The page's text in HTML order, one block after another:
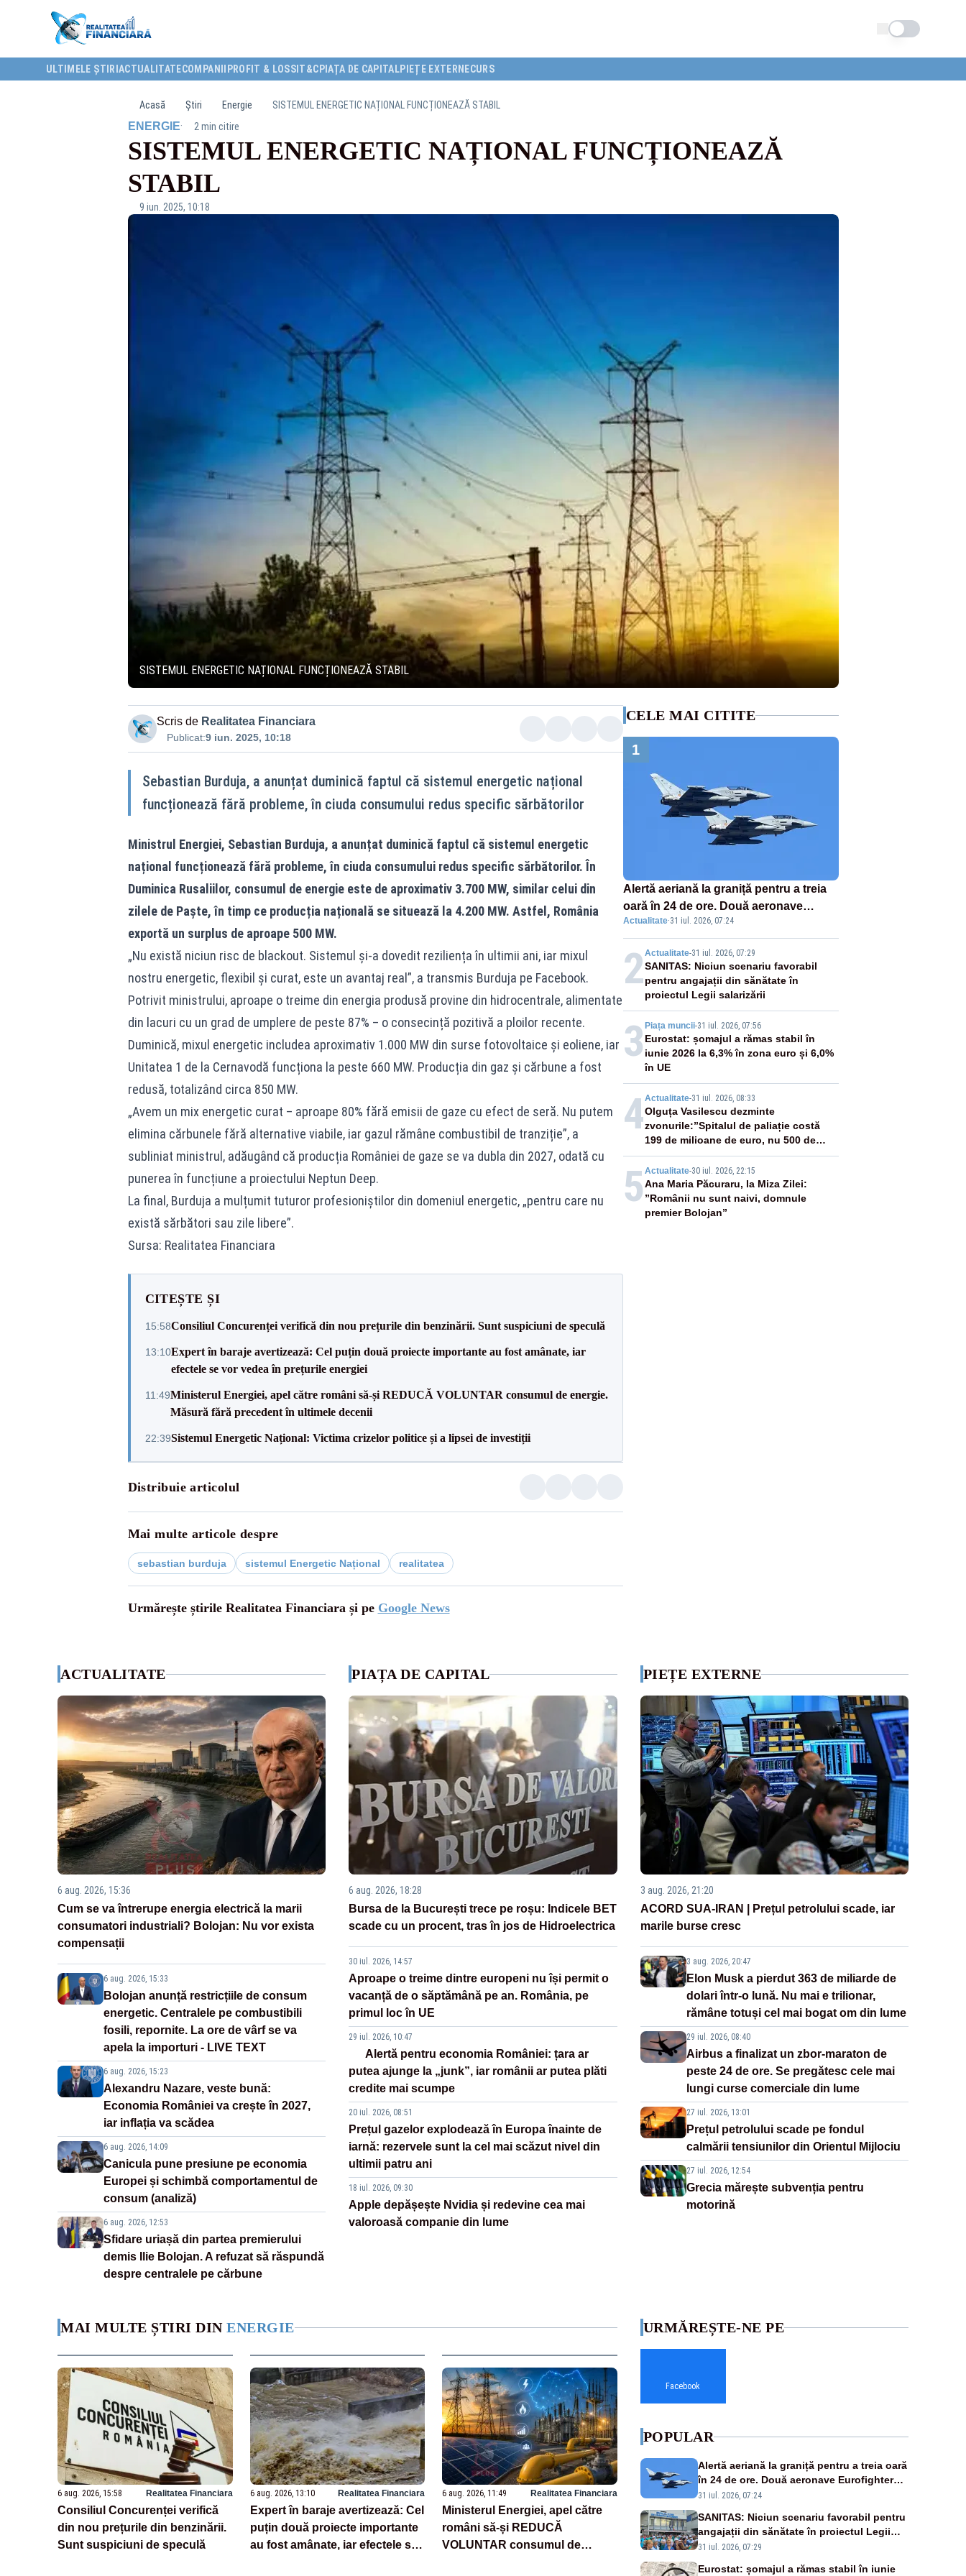
Schimba tema
ULTIMELE ȘTIRI ACTUALITATECOMPANII PROFIT & LOSS IT&C PIAȚA DE CAPITALPIEȚE EXTERNECURS
Acasă Știri Energie SISTEMUL ENERGETIC NAȚIONAL FUNCȚIONEAZĂ STABIL
ENERGIE· 2 min citire
SISTEMUL ENERGETIC NAȚIONAL FUNCȚIONEAZĂ
STABIL
9 iun. 2025, 10:18
SISTEMUL ENERGETIC NAȚIONAL FUNCȚIONEAZĂ STABIL
Scris de Realitatea Financiara
Publicat:9 iun. 2025, 10:18
Sebastian Burduja, a anunțat duminică faptul că sistemul energetic național
funcționează fără probleme, în ciuda consumului redus specific sărbătorilor
Ministrul Energiei, Sebastian Burduja, a anunțat duminică faptul că sistemul energetic
național funcționează fără probleme, în ciuda consumului redus specific sărbătorilor. În
Duminica Rusaliilor, consumul de energie este de aproximativ 3.700 MW, similar celui din
zilele de Paște, în timp ce producția națională se situează la 4.200 MW. Astfel, România
exportă un surplus de aproape 500 MW.
„Nu există niciun risc de blackout. Sistemul și-a dovedit reziliența în ultimii ani, iar mixul
nostru energetic, flexibil și curat, este un avantaj real”, a transmis Burduja pe Facebook.
Potrivit ministrului, aproape o treime din energia produsă provine din hidrocentrale, alimentate
din lacuri cu un grad de umplere de peste 87% – o consecință pozitivă a ploilor recente.
Duminică, mixul energetic includea aproximativ 1.000 MW din surse fotovoltaice și eoliene, iar
Unitatea 1 de la Cernavodă funcționa la peste 660 MW. Producția din gaz și cărbune a fost
redusă, totalizând circa 850 MW.
„Avem un mix energetic curat – aproape 80% fără emisii de gaze cu efect de seră. Nu putem
elimina cărbunele fără alternative viabile, iar gazul rămâne combustibil de tranziție”, a
subliniat ministrul, adăugând că producția României de gaze se va dubla din 2027, odată cu
punerea în funcțiune a proiectului Neptun Deep.
La final, Burduja a mulțumit tuturor profesioniștilor din domeniul energetic, „pentru care nu
există sărbători sau zile libere”.
Sursa: Realitatea Financiara
CITEȘTE ȘI
15:58Consiliul Concurenței verifică din nou prețurile din benzinării. Sunt suspiciuni de speculă
13:10Expert în baraje avertizează: Cel puțin două proiecte importante au fost amânate, iar
efectele se vor vedea în prețurile energiei
11:49Ministerul Energiei, apel către români să-și REDUCĂ VOLUNTAR consumul de energie.
Măsură fără precedent în ultimele decenii
22:39Sistemul Energetic Național: Victima crizelor politice și a lipsei de investiții
Distribuie articolul
Mai multe articole despre
sebastian burduja sistemul Energetic Național realitatea
Urmărește știrile Realitatea Financiara și pe Google News
CELE MAI CITITE
1
Alertă aeriană la graniță pentru a treia
oară în 24 de ore. Două aeronave
Eurofighter britanice au fost ridicate de
la sol
Actualitate·31 iul. 2026, 07:24
2Actualitate-31 iul. 2026, 07:29
SANITAS: Niciun scenariu favorabil
pentru angajații din sănătate în
proiectul Legii salarizării
3 Piața muncii-31 iul. 2026, 07:56
Eurostat: șomajul a rămas stabil în
iunie 2026 la 6,3% în zona euro și 6,0%
în UE
4Actualitate-31 iul. 2026, 08:33
Olguța Vasilescu dezminte
zvonurile:”Spitalul de paliație costă
199 de milioane de euro, nu 500 de
milioane”
5 Actualitate-30 iul. 2026, 22:15
Ana Maria Păcuraru, la Miza Zilei:
”Românii nu sunt naivi, domnule
premier Bolojan”
ACTUALITATE
6 aug. 2026, 15:36
Cum se va întrerupe energia electrică la marii
consumatori industriali? Bolojan: Nu vor exista
compensații
6 aug. 2026, 15:33
Bolojan anunță restricțiile de consum
energetic. Centralele pe combustibili
fosili, repornite. La ore de vârf se va
apela la importuri - LIVE TEXT
6 aug. 2026, 15:23
Alexandru Nazare, veste bună:
Economia României va crește în 2027,
iar inflația va scădea
6 aug. 2026, 14:09
Canicula pune presiune pe economia
Europei și schimbă comportamentul de
consum (analiză)
6 aug. 2026, 12:53
Sfidare uriașă din partea premierului
demis Ilie Bolojan. A refuzat să răspundă
despre centralele pe cărbune
PIAȚA DE CAPITAL
6 aug. 2026, 18:28
Bursa de la București trece pe roșu: Indicele BET
scade cu un procent, tras în jos de Hidroelectrica
30 iul. 2026, 14:57
Aproape o treime dintre europeni nu își permit o
vacanță de o săptămână pe an. România, pe
primul loc în UE
29 iul. 2026, 10:47
Alertă pentru economia României: țara ar
putea ajunge la „junk”, iar românii ar putea plăti
credite mai scumpe
20 iul. 2026, 08:51
Prețul gazelor explodează în Europa înainte de
iarnă: rezervele sunt la cel mai scăzut nivel din
ultimii patru ani
18 iul. 2026, 09:30
Apple depășește Nvidia și redevine cea mai
valoroasă companie din lume
PIEȚE EXTERNE
3 aug. 2026, 21:20
ACORD SUA-IRAN | Prețul petrolului scade, iar
marile burse cresc
3 aug. 2026, 20:47
Elon Musk a pierdut 363 de miliarde de
dolari într-o lună. Nu mai e trilionar,
rămâne totuși cel mai bogat om din lume
29 iul. 2026, 08:40
Airbus a finalizat un zbor-maraton de
peste 24 de ore. Se pregătesc cele mai
lungi curse comerciale din lume
27 iul. 2026, 13:01
Prețul petrolului scade pe fondul
calmării tensiunilor din Orientul Mijlociu
27 iul. 2026, 12:54
Grecia mărește subvenția pentru
motorină
MAI MULTE ȘTIRI DIN ENERGIE
6 aug. 2026, 15:58 Realitatea Financiara
Consiliul Concurenței verifică
din nou prețurile din benzinării.
Sunt suspiciuni de speculă
6 aug. 2026, 13:10 Realitatea Financiara
Expert în baraje avertizează: Cel
puțin două proiecte importante
au fost amânate, iar efectele se
6 aug. 2026, 11:49 Realitatea Financiara
Ministerul Energiei, apel către
români să-și REDUCĂ
VOLUNTAR consumul de
URMĂREȘTE-NE PE
Facebook
POPULAR
Alertă aeriană la graniță pentru a treia oară
în 24 de ore. Două aeronave Eurofighter
britanice au fost ridicate de la sol
31 iul. 2026, 07:24
SANITAS: Niciun scenariu favorabil pentru
angajații din sănătate în proiectul Legii
salarizării
31 iul. 2026, 07:29
Eurostat: șomajul a rămas stabil în iunie